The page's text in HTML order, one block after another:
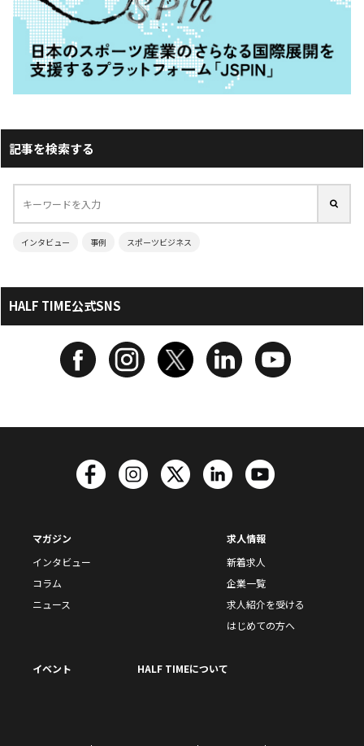
記事を検索する
インタビュー 事例 スポーツビジネス
HALF TIME公式SNS
マガジン
インタビュー
コラム
ニュース
求人情報
新着求人
企業一覧
求人紹介を受ける
はじめての方へ
イベント HALF TIMEについて